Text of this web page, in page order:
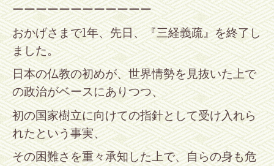
ーーーーーーーーーーーー
おかげさまで1年、先日、『三経義疏』を終了し
ました。
日本の仏教の初めが、世界情勢を見抜いた上で
の政治がベースにありつつ、
初の国家樹立に向けての指針として受け入れら
れたという事実、
その困難さを重々承知した上で、自らの身も危